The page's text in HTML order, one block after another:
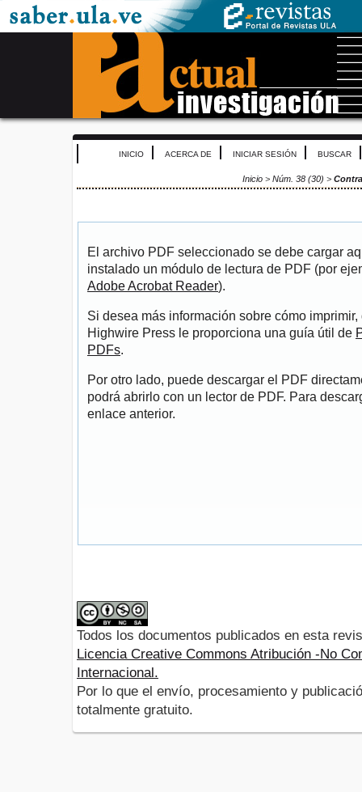
INICIO ACERCA DE INICIAR SESIÓN BUSCAR
Inicio> Núm. 38 (30) >
El archivo PDF seleccionado se debe cargar
instalado un módulo de lectura de PDF (por
Adobe Acrobat Reader).
Si desea más información sobre cómo
Highwire Press le proporciona una guía útil de
PDFs.
Por otro lado, puede descargar el PDF
podrá abrirlo con un lector de PDF. Para
enlace anterior.
Todos los documentos publicados en esta
Licencia Creative Commons Atribución -No
Internacional.
Por lo que el envío, procesamiento y
totalmente gratuito.